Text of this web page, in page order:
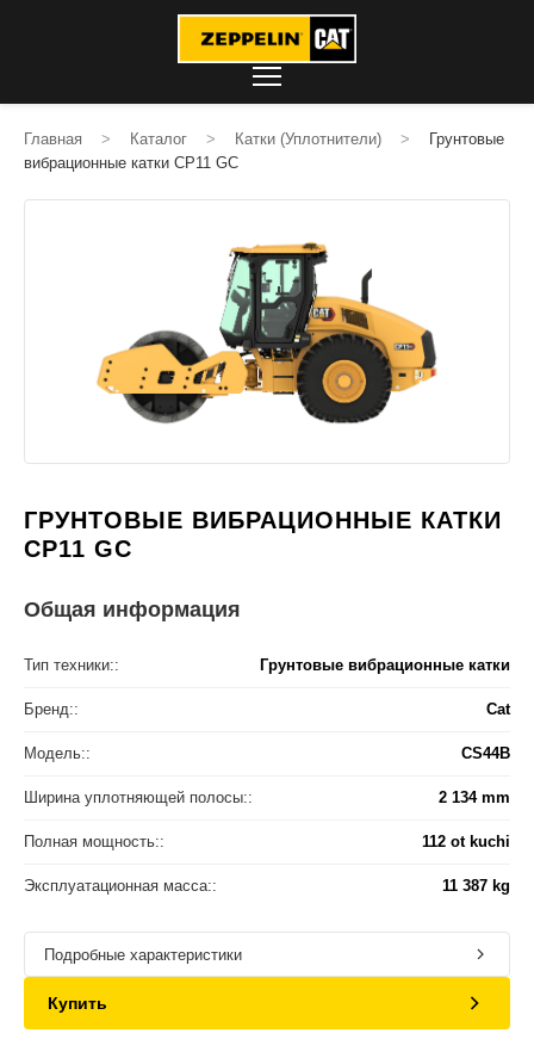
Главная > Каталог > Катки (Уплотнители) >
Грунтовые
вибрационные катки CP11 GC
ГРУНТОВЫЕ ВИБРАЦИОННЫЕ КАТКИ
CP11 GC
Общая информация
Тип техники:: Грунтовые вибрационные катки
Бренд:: Cat
Модель:: CS44B
Ширина уплотняющей полосы:: 2 134 mm
Полная мощность:: 112 ot kuchi
Эксплуатационная масса:: 11 387 kg
Подробные характеристики
Купить